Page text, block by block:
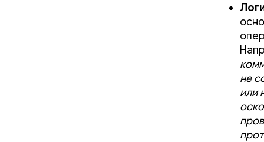
не
или